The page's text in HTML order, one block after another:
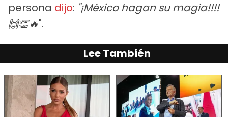
persona dijo: "¡México hagan su magia!!!!
🙌👏🔥".
Lee También